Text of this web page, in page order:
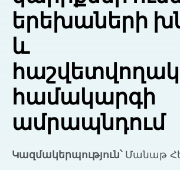
երեխաների
և
համակարգի
ամրապնդում
Կազմակերպություն՝ Մանաթ